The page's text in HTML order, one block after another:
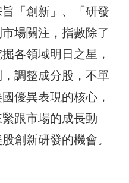
「創新」、「研發
場關注，指數除了
各領域明日之星，
調整成分股，不單
優異表現的核心，
跟市場的成長動
創新研發的機會。